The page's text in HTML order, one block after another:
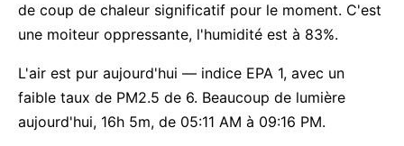
de coup de chaleur significatif pour le moment. C'est
une moiteur oppressante, l'humidité est à 83%.
L'air est pur aujourd'hui — indice EPA 1, avec un
faible taux de PM2.5 de 6. Beaucoup de lumière
aujourd'hui, 16h 5m, de 05:11 AM à 09:16 PM.